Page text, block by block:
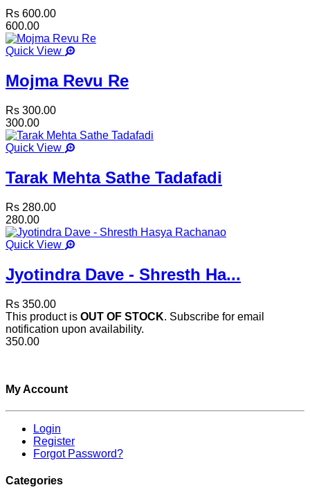
Rs 600.00
600.00
Quick View
Mojma Revu Re
Rs 300.00
300.00
Quick View
Tarak Mehta Sathe Tadafadi
Rs 280.00
280.00
Quick View
Jyotindra Dave - Shresth Ha...
Rs 350.00
This product is OUT OF STOCK. Subscribe for email
notification upon availability.
350.00
My Account
Login
Register
Forgot Password?
Categories